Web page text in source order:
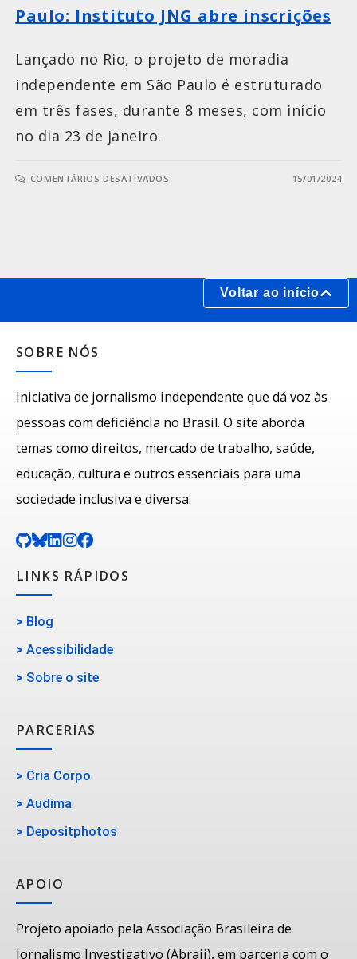
Paulo: Instituto JNG abre inscrições
Lançado no Rio, o projeto de moradia
independente em São Paulo é estruturado
em três fases, durante 8 meses, com início
no dia 23 de janeiro.
COMENTÁRIOS DESATIVADOS 15/01/2024
Voltar ao início
SOBRE NÓS
Iniciativa de jornalismo independente que dá voz às
pessoas com deficiência no Brasil. O site aborda
temas como direitos, mercado de trabalho, saúde,
educação, cultura e outros essenciais para uma
sociedade inclusiva e diversa.
LINKS RÁPIDOS
> Blog
> Acessibilidade
> Sobre o site
PARCERIAS
> Cria Corpo
> Audima
> Depositphotos
APOIO
Projeto apoiado pela Associação Brasileira de
Jornalismo Investigativo (Abraji), em parceria com o